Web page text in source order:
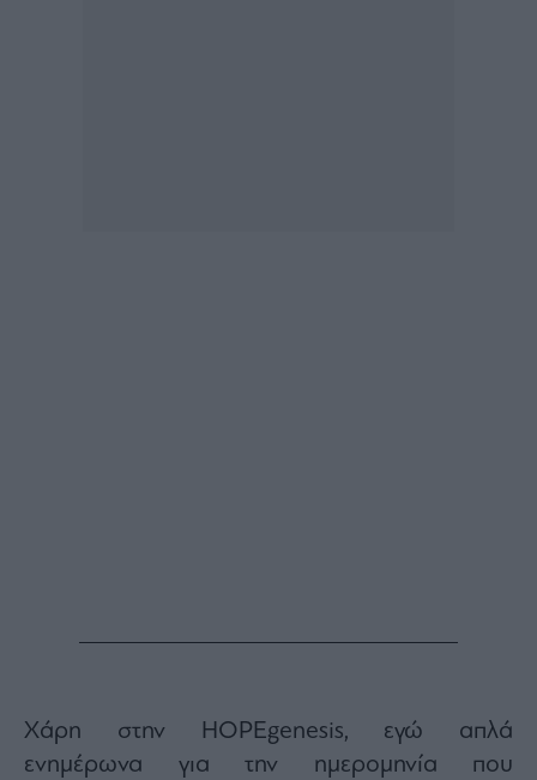
Χάρη στην HOPEgenesis, εγώ απλά
ενημέρωνα για την ημερομηνία που